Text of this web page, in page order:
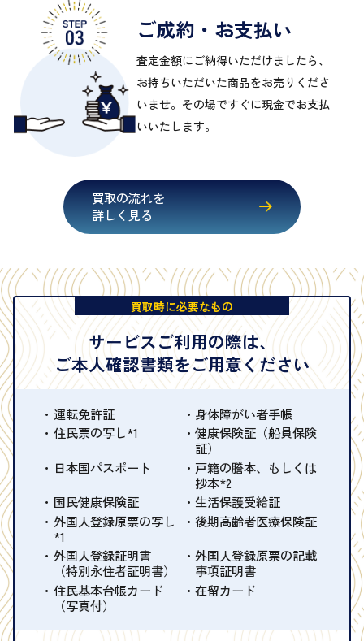
ご成約・お支払い
査定金額にご納得いただけましたら、
お持ちいただいた商品をお売りくださ
いませ。その場ですぐに現金でお支払
いいたします。
買取の流れを
詳しく見る
買取時に必要なもの
サービスご利用の際は、
ご本人確認書類をご用意ください
運転免許証
身体障がい者手帳
住民票の写し*1
健康保険証（船員保険
証）
日本国パスポート
戸籍の謄本、もしくは
抄本*2
国民健康保険証
生活保護受給証
外国人登録原票の写し
*1
後期高齢者医療保険証
外国人登録証明書
（特別永住者証明書）
外国人登録原票の記載
事項証明書
住民基本台帳カード
（写真付）
在留カード